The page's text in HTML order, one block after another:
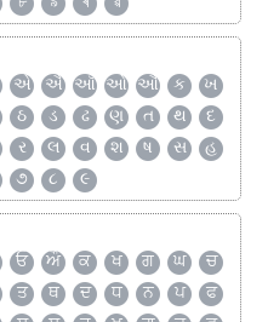
એ ઐ ઑ ઓ ઔ ક
ખ
ઠ ડ ઢ ણ ત થ
દ
ર લ વ શ ષ સ
હ
૭ ૮ ૯
ਓ ਔ ਕ ਖ ਗ ਘ
ਚ
ਤ ਥ ਦ ਧ ਨ ਪ
ਫ